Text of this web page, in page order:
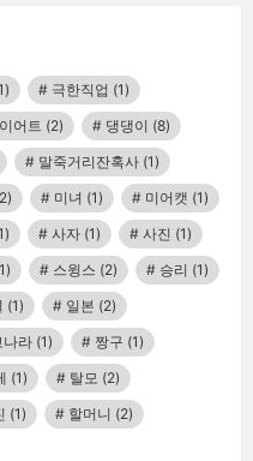
극한직업 (1)
어트 (2) 댕댕이 (8)
말죽거리잔혹사 (1)
미녀 (1) 미어캣 (1)
사자 (1) 사진 (1)
스윙스 (2) 승리 (1)
(1) 일본 (2)
나라 (1) 짱구 (1)
(1) 탈모 (2)
(1) 할머니 (2)